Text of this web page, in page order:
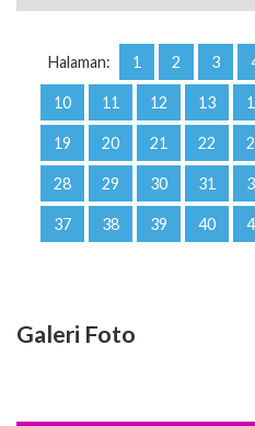
Halaman: 1 2 3
10 11 12 13
19 20 21 22
28 29 30 31
37 38 39 40
Galeri Foto